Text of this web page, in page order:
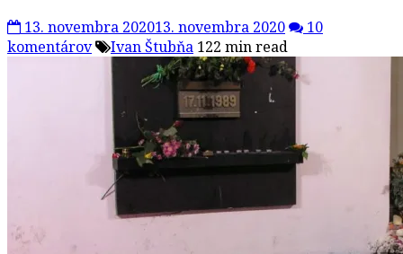
13. novembra 202013. novembra 2020
10
komentárov
Ivan Štubňa 122 min read